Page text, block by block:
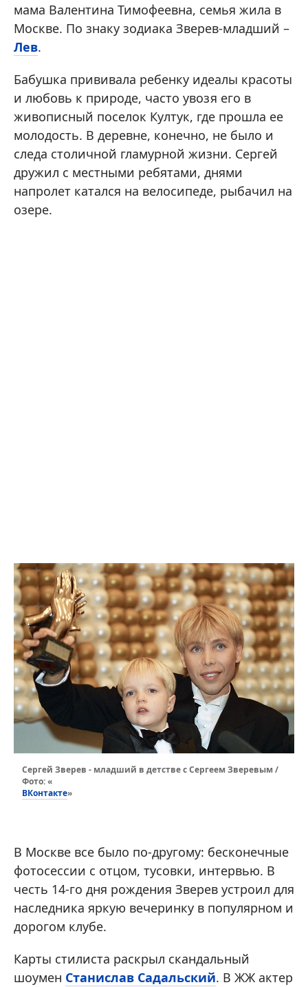
мама Валентина Тимофеевна, семья жила в
Москве. По знаку зодиака Зверев-младший –
Лев.
Бабушка прививала ребенку идеалы красоты
и любовь к природе, часто увозя его в
живописный поселок Култук, где прошла ее
молодость. В деревне, конечно, не было и
следа столичной гламурной жизни. Сергей
дружил с местными ребятами, днями
напролет катался на велосипеде, рыбачил на
озере.
Сергей Зверев - младший в детстве с Сергеем Зверевым /
Фото: «
ВКонтакте»
В Москве все было по-другому: бесконечные
фотосессии с отцом, тусовки, интервью. В
честь 14-го дня рождения Зверев устроил для
наследника яркую вечеринку в популярном и
дорогом клубе.
Карты стилиста раскрыл скандальный
шоумен Станислав Садальский. В ЖЖ актер